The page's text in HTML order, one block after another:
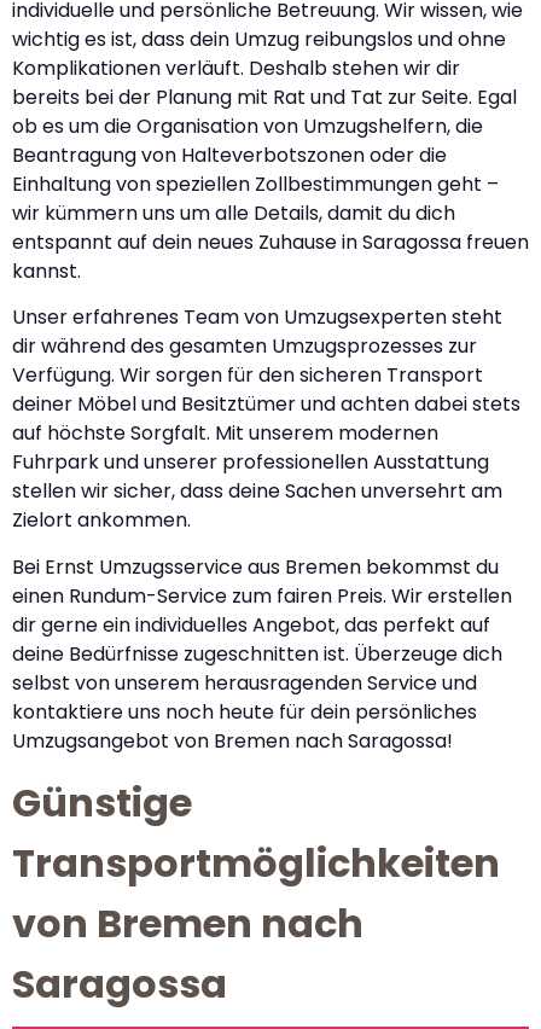
individuelle und persönliche Betreuung. Wir wissen, wie
wichtig es ist, dass dein Umzug reibungslos und ohne
Komplikationen verläuft. Deshalb stehen wir dir
bereits bei der Planung mit Rat und Tat zur Seite. Egal
ob es um die Organisation von Umzugshelfern, die
Beantragung von Halteverbotszonen oder die
Einhaltung von speziellen Zollbestimmungen geht –
wir kümmern uns um alle Details, damit du dich
entspannt auf dein neues Zuhause in Saragossa freuen
kannst.
Unser erfahrenes Team von Umzugsexperten steht
dir während des gesamten Umzugsprozesses zur
Verfügung. Wir sorgen für den sicheren Transport
deiner Möbel und Besitztümer und achten dabei stets
auf höchste Sorgfalt. Mit unserem modernen
Fuhrpark und unserer professionellen Ausstattung
stellen wir sicher, dass deine Sachen unversehrt am
Zielort ankommen.
Bei Ernst Umzugsservice aus Bremen bekommst du
einen Rundum-Service zum fairen Preis. Wir erstellen
dir gerne ein individuelles Angebot, das perfekt auf
deine Bedürfnisse zugeschnitten ist. Überzeuge dich
selbst von unserem herausragenden Service und
kontaktiere uns noch heute für dein persönliches
Umzugsangebot von Bremen nach Saragossa!
Günstige
Transportmöglichkeiten
von Bremen nach
Saragossa